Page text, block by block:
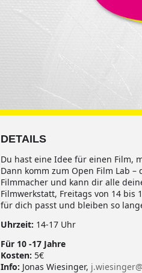
DETAILS
Du hast eine Idee für einen Film,
Dann komm zum Open Film Lab
Filmmacher und kann dir alle
Filmwerkstatt, Freitags von 14 bis
für dich passt und bleiben so
Uhrzeit: 14-17 Uhr
Für 10 -17 Jahre
Kosten: 5€
Info: Jonas Wiesinger,